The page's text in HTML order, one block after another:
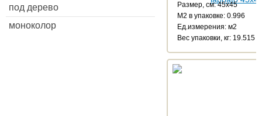
под дерево
моноколор
Размер, см: 45x45
М2 в упаковке: 0.996
Ед.измерения: м2
Веc упаковки, кг: 19.515